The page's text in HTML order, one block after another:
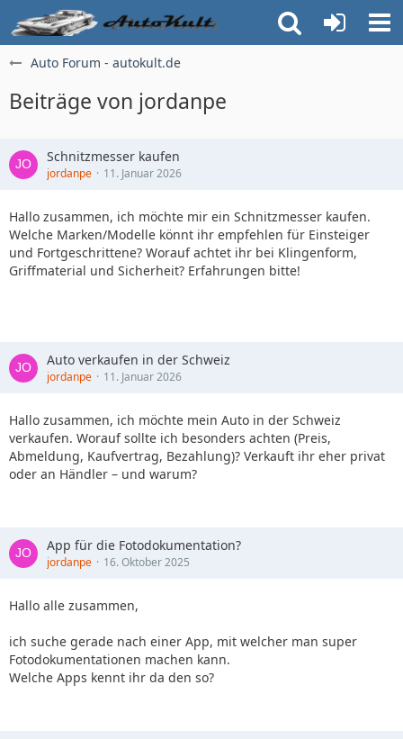
Auto Forum - autokult.de
Beiträge von jordanpe
Schnitzmesser kaufen
jordanpe 11. Januar 2026
Hallo zusammen, ich möchte mir ein Schnitzmesser kaufen.
Welche Marken/Modelle könnt ihr empfehlen für Einsteiger
und Fortgeschrittene? Worauf achtet ihr bei Klingenform,
Griffmaterial und Sicherheit? Erfahrungen bitte!
Auto verkaufen in der Schweiz
jordanpe 11. Januar 2026
Hallo zusammen, ich möchte mein Auto in der Schweiz
verkaufen. Worauf sollte ich besonders achten (Preis,
Abmeldung, Kaufvertrag, Bezahlung)? Verkauft ihr eher privat
oder an Händler – und warum?
App für die Fotodokumentation?
jordanpe 16. Oktober 2025
Hallo alle zusammen,
ich suche gerade nach einer App, mit welcher man super
Fotodokumentationen machen kann.
Welche Apps kennt ihr da den so?